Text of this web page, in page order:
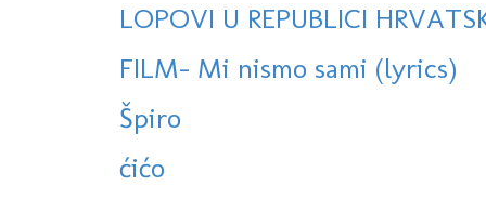
LOPOVI U REPUBLICI
FILM- Mi nismo sami (lyrics)
Špiro
ćićo